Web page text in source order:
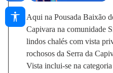
Aqui na Pousada Baixão
Capivara na comunidade
lindos chalés com vista
rochosos da Serra da
Vista inclui-se na